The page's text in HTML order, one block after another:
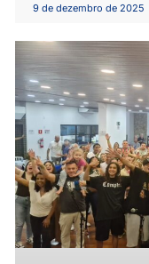
9 de dezembro de 2025